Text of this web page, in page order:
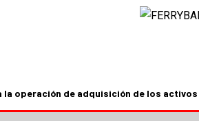
la operación de adquisición de los